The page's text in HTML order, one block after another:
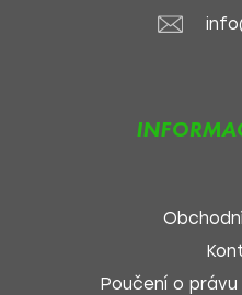
Poučení o právu